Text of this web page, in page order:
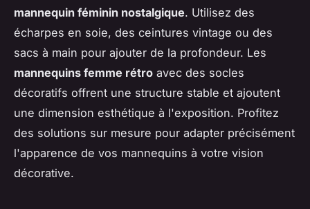
mannequin féminin nostalgique. Utilisez des
écharpes en soie, des ceintures vintage ou des
sacs à main pour ajouter de la profondeur. Les
mannequins femme rétro avec des socles
décoratifs offrent une structure stable et ajoutent
une dimension esthétique à l'exposition. Profitez
des solutions sur mesure pour adapter précisément
l'apparence de vos mannequins à votre vision
décorative.